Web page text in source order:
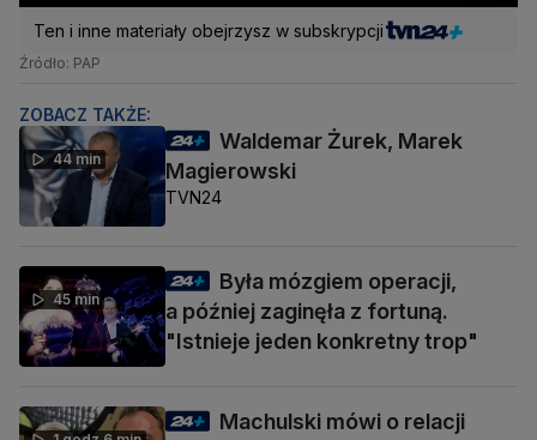
Ten i inne materiały obejrzysz w subskrypcji
Źródło: PAP
ZOBACZ TAKŻE:
44 min
Waldemar Żurek, Marek
Magierowski
TVN24
45 min
Była mózgiem operacji,
a później zaginęła z fortuną.
"Istnieje jeden konkretny trop"
Machulski mówi o relacji